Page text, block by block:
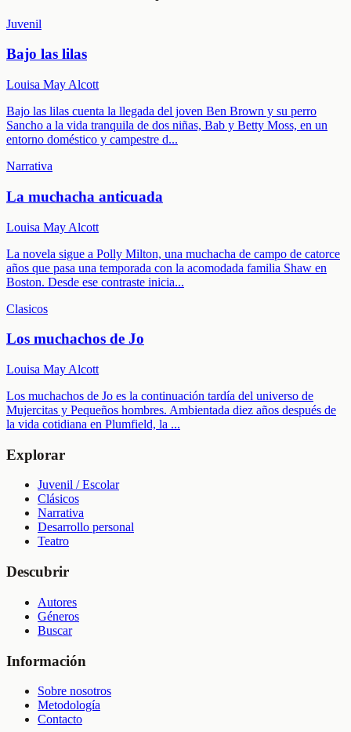
Juvenil
Bajo las lilas
Louisa May Alcott
Bajo las lilas cuenta la llegada del joven Ben Brown y su perro
Sancho a la vida tranquila de dos niñas, Bab y Betty Moss, en un
entorno doméstico y campestre d...
Narrativa
La muchacha anticuada
Louisa May Alcott
La novela sigue a Polly Milton, una muchacha de campo de catorce
años que pasa una temporada con la acomodada familia Shaw en
Boston. Desde ese contraste inicia...
Clasicos
Los muchachos de Jo
Louisa May Alcott
Los muchachos de Jo es la continuación tardía del universo de
Mujercitas y Pequeños hombres. Ambientada diez años después de
la vida cotidiana en Plumfield, la ...
Explorar
Juvenil / Escolar
Clásicos
Narrativa
Desarrollo personal
Teatro
Descubrir
Autores
Géneros
Buscar
Información
Sobre nosotros
Metodología
Contacto